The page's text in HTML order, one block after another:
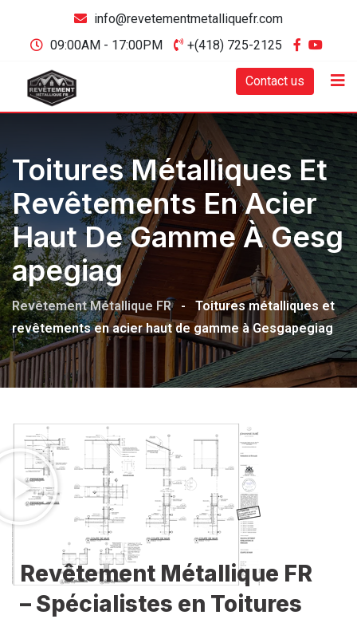
info@revetementmetalliquefr.com
09:00AM - 17:00PM
+(418) 725-2125
Contact us
Toitures Métalliques Et
Revêtements En Acier
Haut De Gamme À Gesg
Apegiag
Revêtement Métallique FR -
Toitures métalliques et
revêtements en acier haut de gamme à Gesgapegiag
Revêtement Métallique FR
– Spécialistes en Toitures